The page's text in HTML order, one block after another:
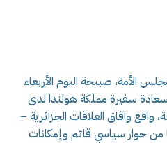
الأمة، صبيحة اليوم الأربعاء
سعادة سفيرة مملكة هولندا لدى
واقع وآفاق العلاقات الجزائرية –
من حوار سياسي قائم وإمكانات